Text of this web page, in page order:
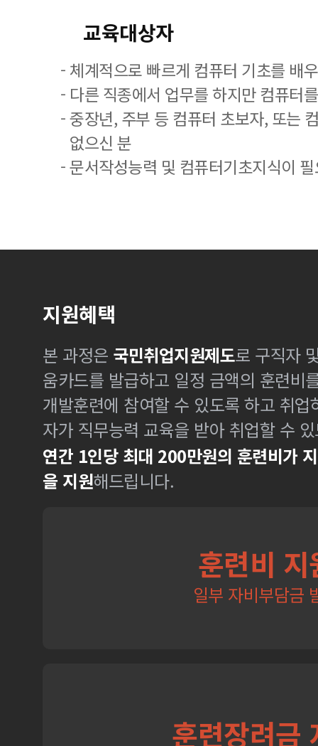
교육대상자
- 체계적으로 빠르게 컴퓨터 기초를 배
- 다른 직종에서 업무를 하지만 컴퓨터
- 중장년, 주부 등 컴퓨터 초보자, 또는
없으신 분
- 문서작성능력 및 컴퓨터기초지식이
지원혜택
본 과정은 국민취업지원제도로 구직자
움카드를 발급하고 일정 금액의 훈련비
개발훈련에 참여할 수 있도록 하고 취
자가 직무능력 교육을 받아 취업할 수
연간 1인당 최대 200만원의 훈련비가
을 지원해드립니다.
훈련비 지
일부 자비부담금
훈련장려금